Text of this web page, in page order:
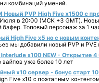
комбинаций умений.
Новый PVP High Five x1500 с
в 20:00 (МСК +3 GMT).
Топовый персонаж за 1
High Five x5 но с новым
мы добавили новый PVP и PVE
х100 NEW - Открытие 4
вайпов уже более 10 лет
х10 сервер - бонус старт
Five x10 с поэтапным